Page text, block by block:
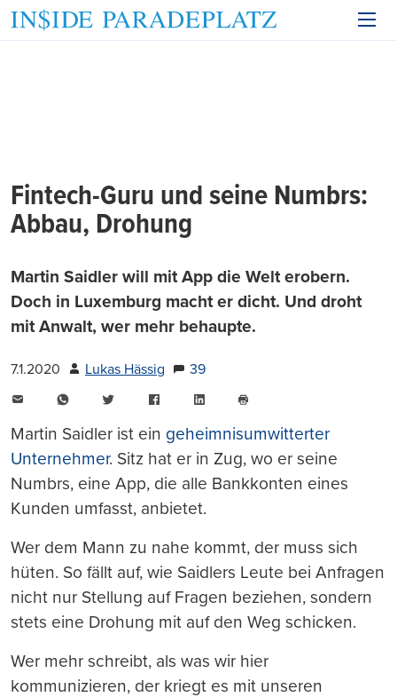
Fintech-Guru und seine Numbrs:
Abbau, Drohung
Martin Saidler will mit App die Welt erobern.
Doch in Luxemburg macht er dicht. Und droht
mit Anwalt, wer mehr behaupte.
7.1.2020 Lukas Hässig
39
WhatsAppTwitter FacebookLinkedIn
drucken
Martin Saidler ist ein geheimnisumwitterter
Unternehmer. Sitz hat er in Zug, wo er seine
Numbrs, eine App, die alle Bankkonten eines
Kunden umfasst, anbietet.
Wer dem Mann zu nahe kommt, der muss sich
hüten. So fällt auf, wie Saidlers Leute bei Anfragen
nicht nur Stellung auf Fragen beziehen, sondern
stets eine Drohung mit auf den Weg schicken.
Wer mehr schreibt, als was wir hier
kommunizieren, der kriegt es mit unseren